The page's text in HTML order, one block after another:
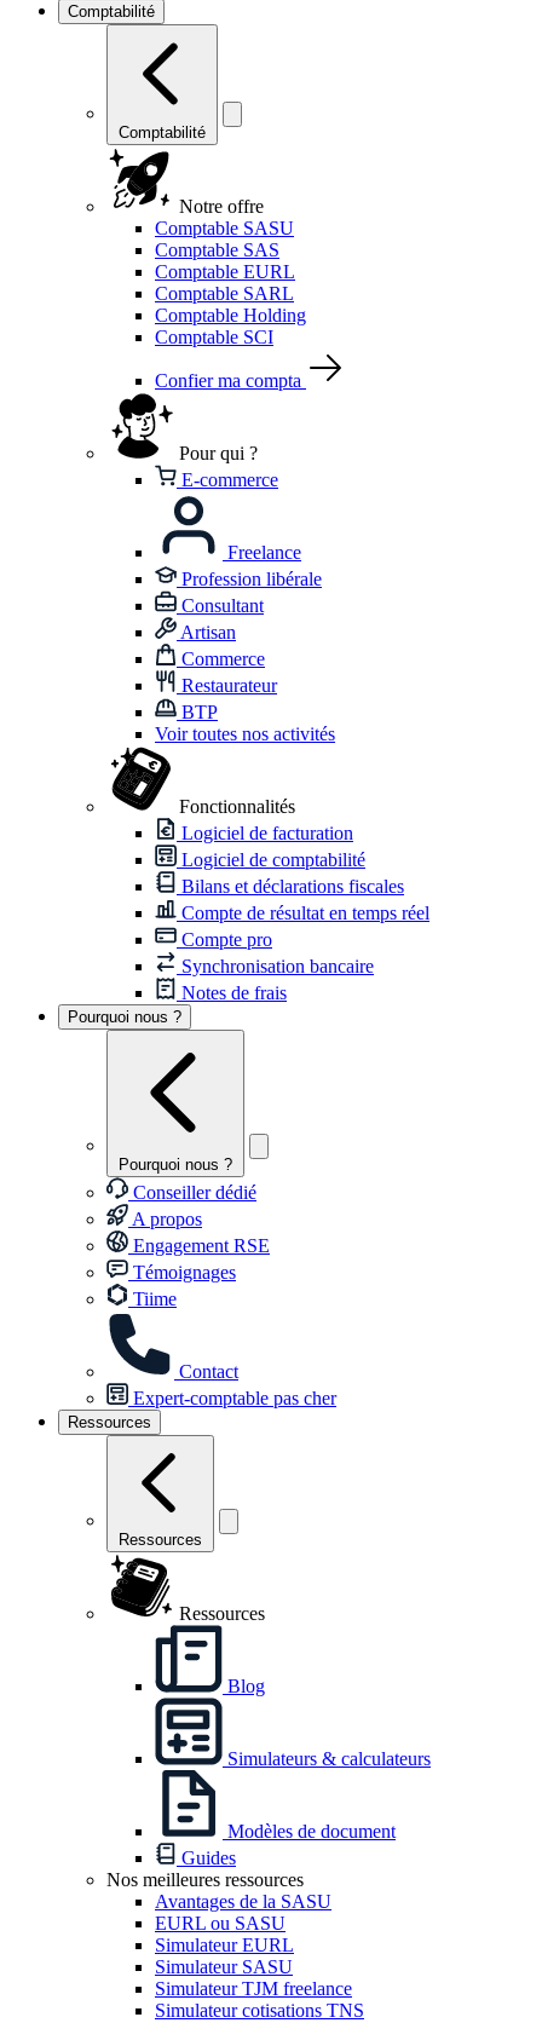
Comptabilité
Comptabilité
Notre offre
Comptable SASU
Comptable SAS
Comptable EURL
Comptable SARL
Comptable Holding
Comptable SCI
Confier ma compta
Pour qui ?
E-commerce
Freelance
Profession libérale
Consultant
Artisan
Commerce
Restaurateur
BTP
Voir toutes nos activités
Fonctionnalités
Logiciel de facturation
Logiciel de comptabilité
Bilans et déclarations fiscales
Compte de résultat en temps réel
Compte pro
Synchronisation bancaire
Notes de frais
Pourquoi nous ?
Pourquoi nous ?
Conseiller dédié
A propos
Engagement RSE
Témoignages
Tiime
Contact
Expert-comptable pas cher
Ressources
Ressources
Ressources
Blog
Simulateurs & calculateurs
Modèles de document
Guides
Nos meilleures ressources
Avantages de la SASU
EURL ou SASU
Simulateur EURL
Simulateur SASU
Simulateur TJM freelance
Simulateur cotisations TNS